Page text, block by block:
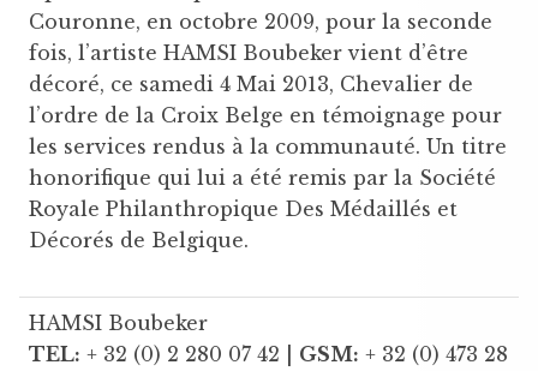
Couronne, en octobre 2009, pour la seconde
fois, l’artiste HAMSI Boubeker vient d’être
décoré, ce samedi 4 Mai 2013, Chevalier de
l’ordre de la Croix Belge en témoignage pour
les services rendus à la communauté. Un titre
honorifique qui lui a été remis par la Société
Royale Philanthropique Des Médaillés et
Décorés de Belgique.
HAMSI Boubeker
TEL: + 32 (0) 2 280 07 42 | GSM: + 32 (0) 473 28